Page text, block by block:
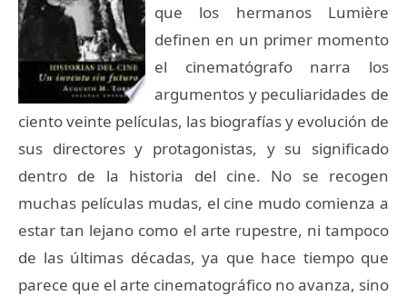
que los hermanos Lumière
definen en un primer momento
el cinematógrafo narra los
argumentos y peculiaridades de
ciento veinte películas, las biografías y evolución de
sus directores y protagonistas, y su significado
dentro de la historia del cine. No se recogen
muchas películas mudas, el cine mudo comienza a
estar tan lejano como el arte rupestre, ni tampoco
de las últimas décadas, ya que hace tiempo que
parece que el arte cinematográfico no avanza, sino